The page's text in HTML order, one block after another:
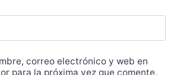
correo electrónico y web en
para la próxima vez que comente.